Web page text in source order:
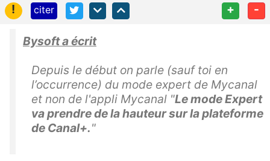
!
citer + -
Bysoft a écrit
Depuis le début on parle (sauf toi en
l’occurrence) du mode expert de Mycanal
et non de l'appli Mycanal "Le mode Expert
va prendre de la hauteur sur la plateforme
de Canal+."